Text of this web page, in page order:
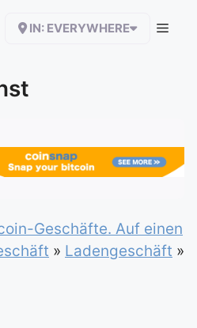
IN: EVERYWHERE
Geschäfte. Auf einen
» Ladengeschäft »